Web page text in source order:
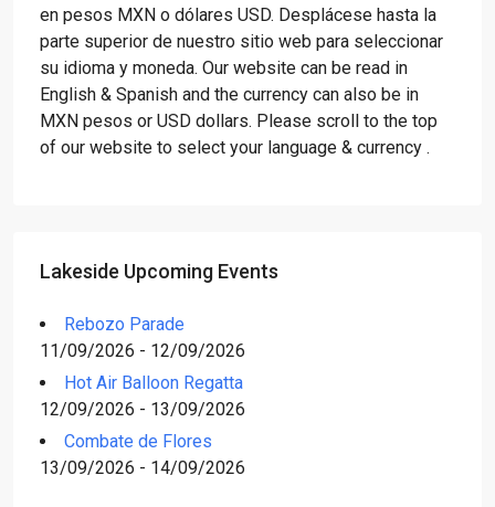
en pesos MXN o dólares USD. Desplácese hasta la
parte superior de nuestro sitio web para seleccionar
su idioma y moneda. Our website can be read in
English & Spanish and the currency can also be in
MXN pesos or USD dollars. Please scroll to the top
of our website to select your language & currency .
Lakeside Upcoming Events
Rebozo Parade
11/09/2026 - 12/09/2026
Hot Air Balloon Regatta
12/09/2026 - 13/09/2026
Combate de Flores
13/09/2026 - 14/09/2026